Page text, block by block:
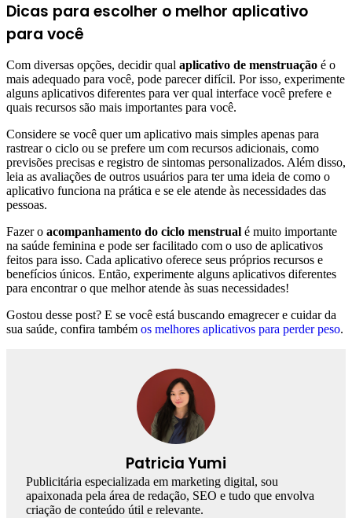
Dicas para escolher o melhor aplicativo
para você
Com diversas opções, decidir qual aplicativo de menstruação é o
mais adequado para você, pode parecer difícil. Por isso, experimente
alguns aplicativos diferentes para ver qual interface você prefere e
quais recursos são mais importantes para você.
Considere se você quer um aplicativo mais simples apenas para
rastrear o ciclo ou se prefere um com recursos adicionais, como
previsões precisas e registro de sintomas personalizados. Além disso,
leia as avaliações de outros usuários para ter uma ideia de como o
aplicativo funciona na prática e se ele atende às necessidades das
pessoas.
Fazer o acompanhamento do ciclo menstrual é muito importante
na saúde feminina e pode ser facilitado com o uso de aplicativos
feitos para isso. Cada aplicativo oferece seus próprios recursos e
benefícios únicos. Então, experimente alguns aplicativos diferentes
para encontrar o que melhor atende às suas necessidades!
Gostou desse post? E se você está buscando emagrecer e cuidar da
sua saúde, confira também os melhores aplicativos para perder peso.
Patricia Yumi
Publicitária especializada em marketing digital, sou
apaixonada pela área de redação, SEO e tudo que envolva
criação de conteúdo útil e relevante.